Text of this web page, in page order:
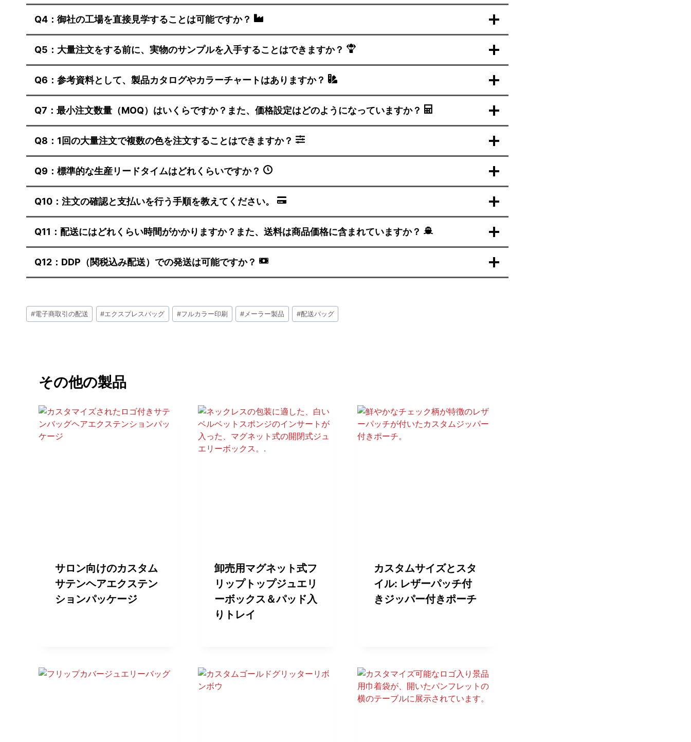
Q4：御社の工場を直接見学することは可能ですか？
Q5：大量注文をする前に、実物のサンプルを入手することはできますか？
Q6：参考資料として、製品カタログやカラーチャートはありますか？
Q7：最小注文数量（MOQ）はいくらですか？また、価格設定はどのようになっていますか？
Q8：1回の大量注文で複数の色を注文することはできますか？
Q9：標準的な生産リードタイムはどれくらいですか？
Q10：注文の確認と支払いを行う手順を教えてください。
Q11：配送にはどれくらい時間がかかりますか？また、送料は商品価格に含まれていますか？
Q12：DDP（関税込み配送）での発送は可能ですか？
投
稿
#電子商取引の配送 #エクスプレスバッグ #フルカラー印刷 #メーラー製品 #配送バッグ
その他の製品
サロン向けのカスタム
サテンヘアエクステン
ションパッケージ
卸売用マグネット式フ
リップトップジュエリ
ーボックス＆パッド入
りトレイ
カスタムサイズとスタ
イル: レザーパッチ付
きジッパー付きポーチ